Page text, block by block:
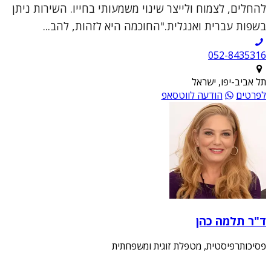
להחלים, לצמוח ולייצר שינוי משמעותי בחייו. השירות ניתן
בשפות עברית ואנגלית."החוכמה היא לזהות, להב...
052-8435316
תל אביב-יפו, ישראל
לפרטים
הודעה לווטסאפ
ד"ר תלמה כהן
פסיכותרפיסטית, מטפלת זוגית ומשפחתית